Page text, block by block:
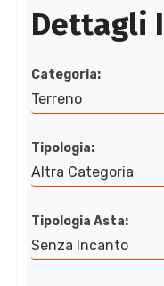
Dettagli
Categoria:
Terreno
Tipologia:
Altra Categoria
Tipologia Asta:
Senza Incanto